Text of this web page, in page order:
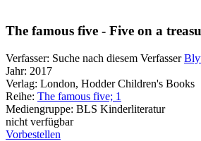
The famous five - Five on a
Verfasser: Suche nach diesem Verfasser
Jahr: 2017
Verlag: London, Hodder Children's Books
Reihe: The famous five; 1
Mediengruppe: BLS Kinderliteratur
nicht verfügbar
Vorbestellen